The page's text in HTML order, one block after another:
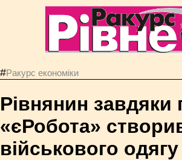
#Ракурс економiки
Рівнянин завдяки
«єРобота»
військового одягу